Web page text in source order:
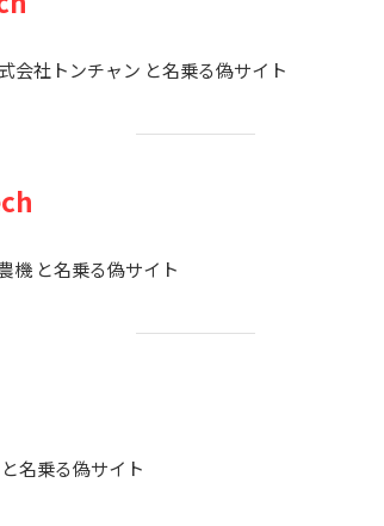
会社トンチャン と名乗る偽サイト
機 と名乗る偽サイト
名乗る偽サイト